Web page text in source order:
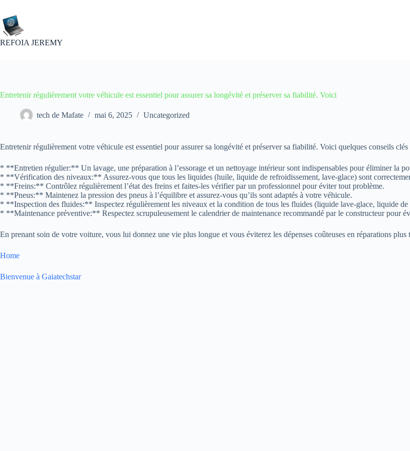
contenu
REFOIA JEREMY
Entretenir régulièrement votre véhicule est essentiel pour assurer sa longévité et préserver sa fiabilité. Voici
tech de Mafate mai 6, 2025 Uncategorized
Entretenir régulièrement votre véhicule est essentiel pour assurer sa longévité et préserver sa fiabilité. Voici quelques conseils
* **Entretien régulier:** Un lavage, une préparation à l’essorage et un nettoyage intérieur sont indispensables pour éliminer la
* **Vérification des niveaux:** Assurez-vous que tous les liquides (huile, liquide de refroidissement, lave-glace) sont
* **Freins:** Contrôlez régulièrement l’état des freins et faites-les vérifier par un professionnel pour éviter tout problème.
* **Pneus:** Maintenez la pression des pneus à l’équilibre et assurez-vous qu’ils sont adaptés à votre véhicule.
* **Inspection des fluides:** Inspectez régulièrement les niveaux et la condition de tous les fluides (liquide lave-glace, liquide de
* **Maintenance préventive:** Respectez scrupuleusement le calendrier de maintenance recommandé par le constructeur pour
En prenant soin de votre voiture, vous lui donnez une vie plus longue et vous éviterez les dépenses coûteuses en réparations plus
Home
Bienvenue à Gaiatechstar